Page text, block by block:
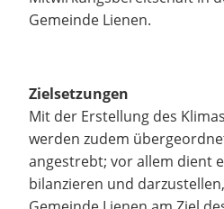
Gemeinde Lienen.
Zielsetzungen
Mit der Erstellung des
werden zudem
angestrebt; vor allem dient
bilanzieren und